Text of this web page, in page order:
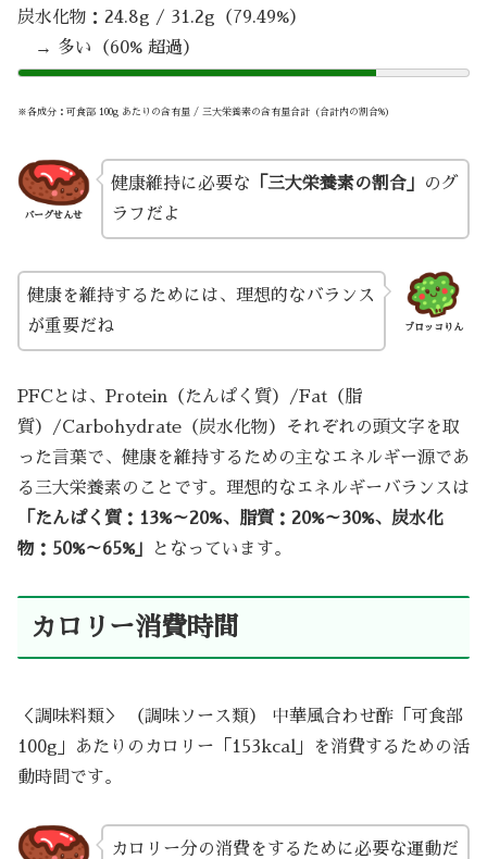
炭水化物：24.8g / 31.2g（79.49%）
→ 多い（60% 超過）
※各成分：可食部 100g あたりの含有量 / 三大栄養素の含有量合計（合計内の割合%）
バーグせんせ
健康維持に必要な 「三大栄養素の割合」
のグ
ラフだよ
ブロッコりん
健康を維持するためには、理想的なバランス
が重要だね
PFCとは、Protein（たんぱく質）/Fat（脂
質）/Carbohydrate（炭水化物）それぞれの頭文字を取
った言葉で、健康を維持するための主なエネルギー源であ
る三大栄養素のことです。理想的なエネルギーバランスは
「たんぱく質：13%～20%、脂質：20%～30%、炭水化
物：50%～65%」
となっています。
カロリー消費時間
＜調味料類＞ （調味ソース類） 中華風合わせ酢「可食部
100g」あたりのカロリー「153kcal」を消費するための活
動時間です。
カロリー分の消費をするために必要な運動だ